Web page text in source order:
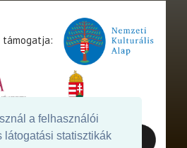
a felhasználói
látogatási statisztikák